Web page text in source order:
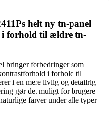
helt ny tn-panel
i forhold til ældre tn-
bringer forbedringer som
i forhold til
i en mere livlig og detailrig
gør det muligt for brugere
farver under alle typer